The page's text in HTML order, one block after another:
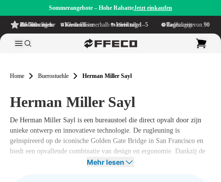
Sommerangebote – Hohe RabatteJetzt einkaufen
4.6/5
aus mehr als 500 Bewertungen
auf TrustPilot Kostenloser Versand
innerhalb NL & BE Lieferzeit innerhalb
1–5 Werktage Großzügige Bedenkzeit von
90 Tage
Home Buerostuehle Herman Miller Sayl
Herman Miller Sayl
De Herman Miller Sayl is een bureaustoel die direct opvalt door zijn
unieke ontwerp en innovatieve technologie. De rugleuning is
geïnspireerd op de iconische Golden Gate Bridge in San Francisco en
biedt een opvallende combinatie van design en ergonomie. Dankzij de
slimme Y-Tower-constructie en de gespannen rugleuning ervaar je een
Mehr lesen